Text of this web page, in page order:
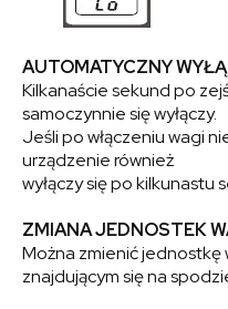
AUTOMATYCZNY
Kilkanaście sekund po
samoczynnie się wyłączy.
Jeśli po włączeniu wagi
urządzenie również
wyłączy się po kilkunastu
ZMIANA JEDNOSTEK
Można zmienić
znajdującym się na